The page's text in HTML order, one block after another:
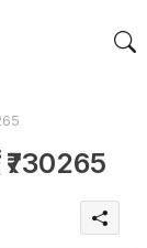
₹730265